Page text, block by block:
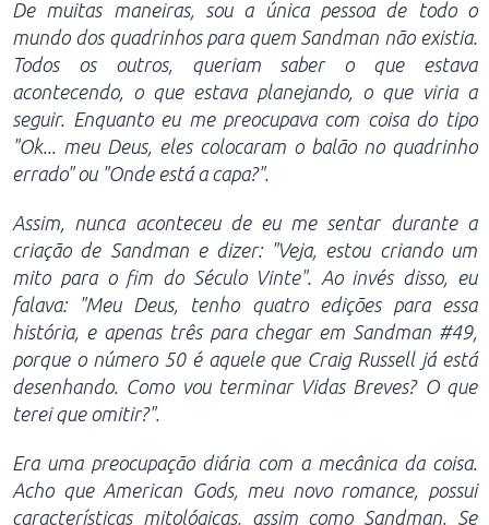
De muitas maneiras, sou a única pessoa de todo o
mundo dos quadrinhos para quem Sandman não existia.
Todos os outros, queriam saber o que estava
acontecendo, o que estava planejando, o que viria a
seguir. Enquanto eu me preocupava com coisa do tipo
"Ok... meu Deus, eles colocaram o balão no quadrinho
errado" ou "Onde está a capa?".
Assim, nunca aconteceu de eu me sentar durante a
criação de Sandman e dizer: "Veja, estou criando um
mito para o fim do Século Vinte". Ao invés disso, eu
falava: "Meu Deus, tenho quatro edições para essa
história, e apenas três para chegar em Sandman #49,
porque o número 50 é aquele que Craig Russell já está
desenhando. Como vou terminar Vidas Breves? O que
terei que omitir?".
Era uma preocupação diária com a mecânica da coisa.
Acho que American Gods, meu novo romance, possui
características mitológicas, assim como Sandman. Se